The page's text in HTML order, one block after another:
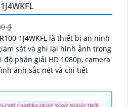
₫
1J4WKFL là thiết bị an ninh
sát và ghi lại hình ảnh trong
ảnh sắc nét và chi tiết